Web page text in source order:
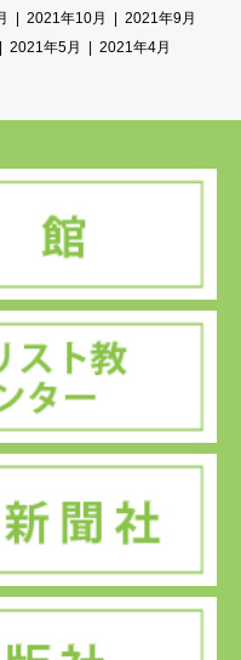
2021年10月
2021年9月
2021年5月
2021年4月